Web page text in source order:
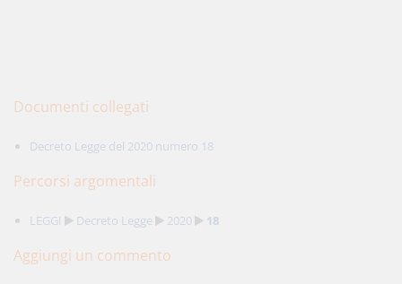
Documenti collegati
Decreto Legge del 2020 numero 18
Percorsi argomentali
LEGGI Decreto Legge 2020 18
Aggiungi un commento